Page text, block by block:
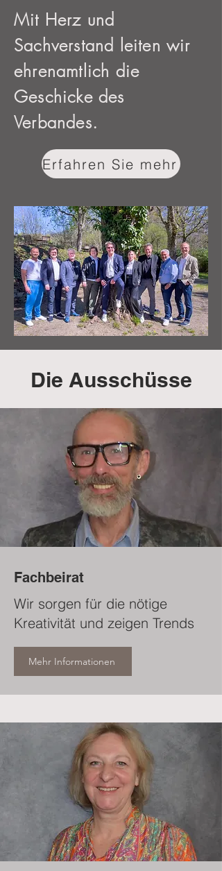
Mit Herz und
Sachverstand leiten wir
ehrenamtlich die
Geschicke des
Verbandes.
Erfahren Sie mehr
Die Ausschüsse
Fachbeirat
Wir sorgen für die nötige
Kreativität und zeigen Trends
Mehr Informationen